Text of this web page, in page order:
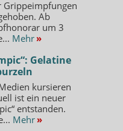
Grippeimpfungen
Ab
um 3
Mehr »
Gelatine
kursieren
ist ein neuer
entstanden.
Mehr »